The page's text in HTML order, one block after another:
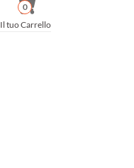
Il tuo Carrello
0